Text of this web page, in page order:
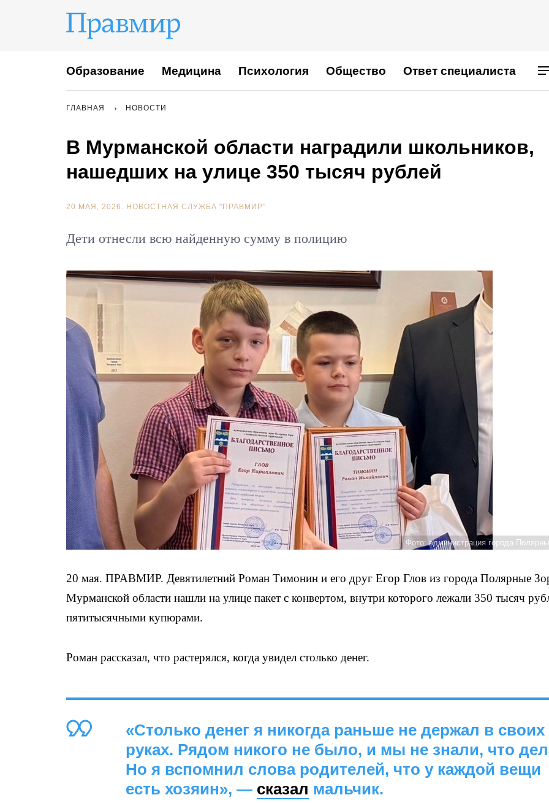
Образование Медицина Психология Общество Ответ специалиста
ГЛАВНАЯ НОВОСТИ
В Мурманской области наградили школьников,
нашедших на улице 350 тысяч рублей
20 МАЯ, 2026. НОВОСТНАЯ СЛУЖБА "ПРАВМИР"
Дети отнесли всю найденную сумму в полицию
Фото: администрация города
20 мая. ПРАВМИР. Девятилетний Роман Тимонин и его друг Егор Глов из города Полярные
Мурманской области нашли на улице пакет с конвертом, внутри которого лежали 350 тысяч
пятитысячными купюрами.
Роман рассказал, что растерялся, когда увидел столько денег.
«Столько денег я никогда раньше не держал в своих
руках. Рядом никого не было, и мы не знали, что
Но я вспомнил слова родителей, что у каждой вещи
есть хозяин», — сказал мальчик.